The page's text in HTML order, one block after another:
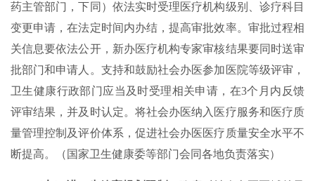
药主管部门，下同）依法实时受理医疗机构级别、诊疗科目
变更申请，在法定时间内办结，提高审批效率。审批过程相
关信息要依法公开，新办医疗机构专家审核结果要同时送审
批部门和申请人。支持和鼓励社会办医参加医院等级评审，
卫生健康行政部门应当及时受理相关申请，在3个月内反馈
评审结果，并及时认定。将社会办医纳入医疗服务和医疗质
量管理控制及评价体系，促进社会办医医疗质量安全水平不
断提高。（国家卫生健康委等部门会同各地负责落实）